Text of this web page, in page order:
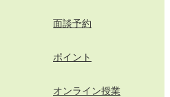
面談予約
ポイント
オンライン授業